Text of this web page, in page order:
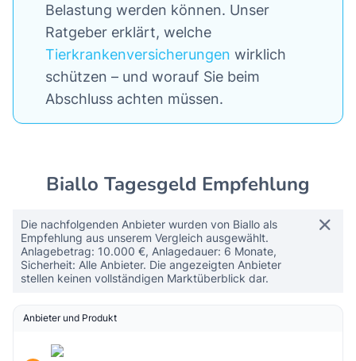
Belastung werden können. Unser
Ratgeber erklärt, welche
Tierkrankenversicherungen wirklich
schützen – und worauf Sie beim
Abschluss achten müssen.
Biallo Tagesgeld Empfehlung
Die nachfolgenden Anbieter wurden von Biallo als
Empfehlung aus unserem Vergleich ausgewählt.
Anlagebetrag: 10.000 €, Anlagedauer: 6 Monate,
Sicherheit: Alle Anbieter. Die angezeigten Anbieter
stellen keinen vollständigen Marktüberblick dar.
Anbieter und Produkt